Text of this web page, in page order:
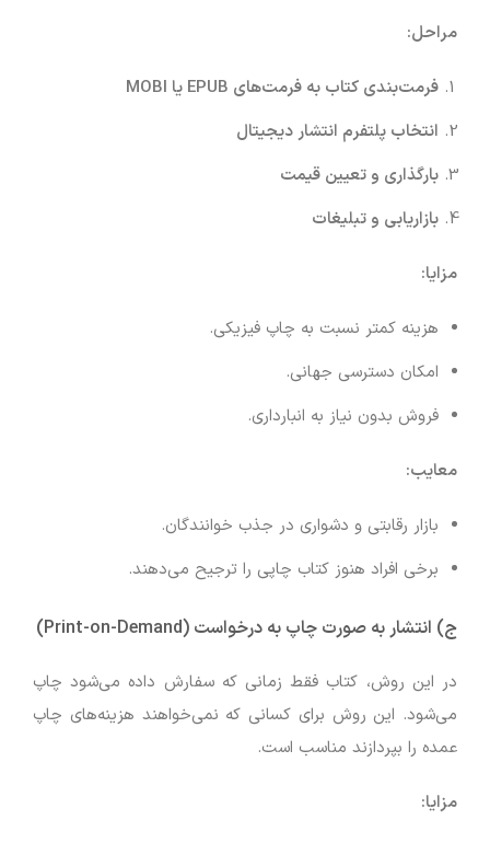
مراحل:
فرمت‌بندی کتاب به فرمت‌های EPUB یا MOBI
انتخاب پلتفرم انتشار دیجیتال
بارگذاری و تعیین قیمت
بازاریابی و تبلیغات
مزایا:
هزینه کمتر نسبت به چاپ فیزیکی.
امکان دسترسی جهانی.
فروش بدون نیاز به انبارداری.
معایب:
بازار رقابتی و دشواری در جذب خوانندگان.
برخی افراد هنوز کتاب چاپی را ترجیح می‌دهند.
ج) انتشار به صورت چاپ به درخواست (Print-on-Demand)
در این روش، کتاب فقط زمانی که سفارش داده می‌شود چاپ
می‌شود. این روش برای کسانی که نمی‌خواهند هزینه‌های چاپ
عمده را بپردازند مناسب است.
مزایا: